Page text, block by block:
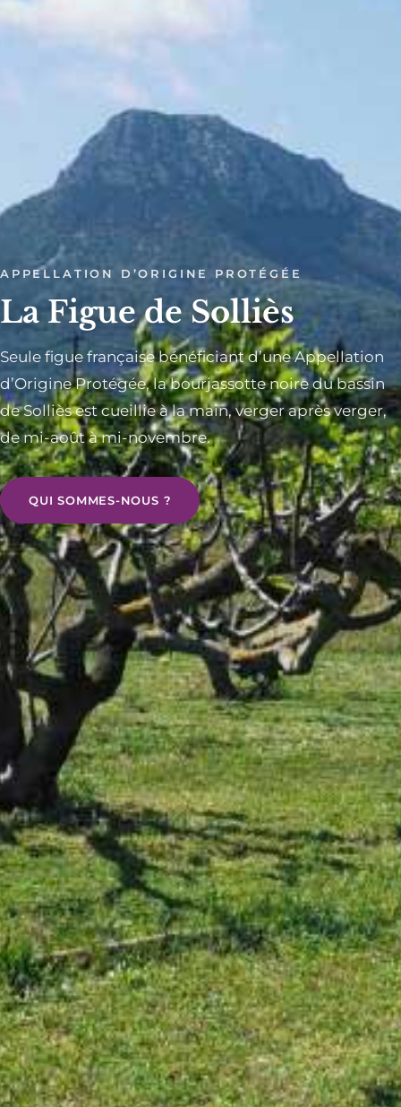
APPELLATION D’ORIGINE PROTÉGÉE
La Figue de Solliès
Seule figue française bénéficiant d’une Appellation
d’Origine Protégée, la bourjassotte noire du bassin
de Solliès est cueillie à la main, verger après verger,
de mi-août à mi-novembre.
QUI SOMMES-NOUS ?